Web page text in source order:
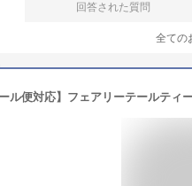
回答された質問
全ての